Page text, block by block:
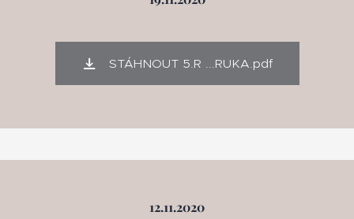
STÁHNOUT 5.R ...RUKA.pdf
12.11.2020